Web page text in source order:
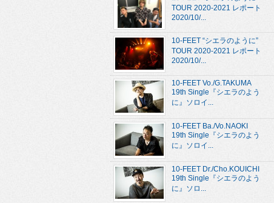
TOUR 2020-2021 レポート
2020/10/...
10-FEET “シエラのように”
TOUR 2020-2021 レポート
2020/10/...
10-FEET Vo./G.TAKUMA
19th Single『シエラのよう
に』ソロイ...
10-FEET Ba./Vo.NAOKI
19th Single『シエラのよう
に』ソロイ...
10-FEET Dr./Cho.KOUICHI
19th Single『シエラのよう
に』ソロ...